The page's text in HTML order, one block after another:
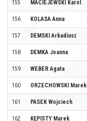
155 MACIEJEWSKI Karol
156 KOLASA Anna
157 DEMSKI Arkadiusz
158 DEMKA Joanna
159 WEBER Agata
160 ORZECHOWSKI Marek
161 PASEK Wojciech
162 KĘPISTY Marek